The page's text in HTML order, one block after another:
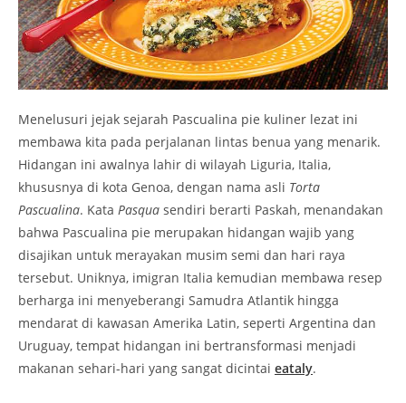
Menelusuri jejak sejarah Pascualina pie kuliner lezat ini
membawa kita pada perjalanan lintas benua yang menarik.
Hidangan ini awalnya lahir di wilayah Liguria, Italia,
khususnya di kota Genoa, dengan nama asli Torta
Pascualina. Kata Pasqua sendiri berarti Paskah, menandakan
bahwa Pascualina pie merupakan hidangan wajib yang
disajikan untuk merayakan musim semi dan hari raya
tersebut. Uniknya, imigran Italia kemudian membawa resep
berharga ini menyeberangi Samudra Atlantik hingga
mendarat di kawasan Amerika Latin, seperti Argentina dan
Uruguay, tempat hidangan ini bertransformasi menjadi
makanan sehari-hari yang sangat dicintai eataly.